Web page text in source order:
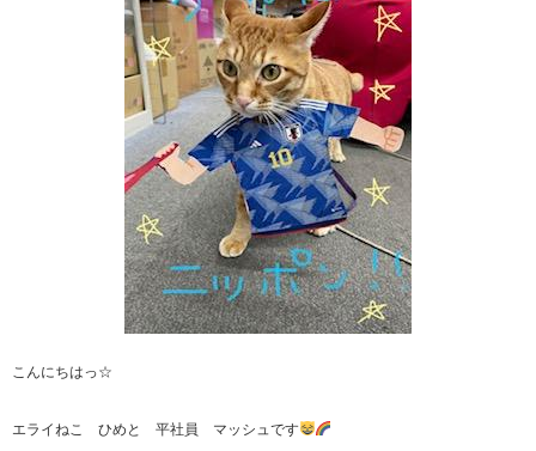
こんにちはっ☆
エライねこ ひめと 平社員 マッシュです